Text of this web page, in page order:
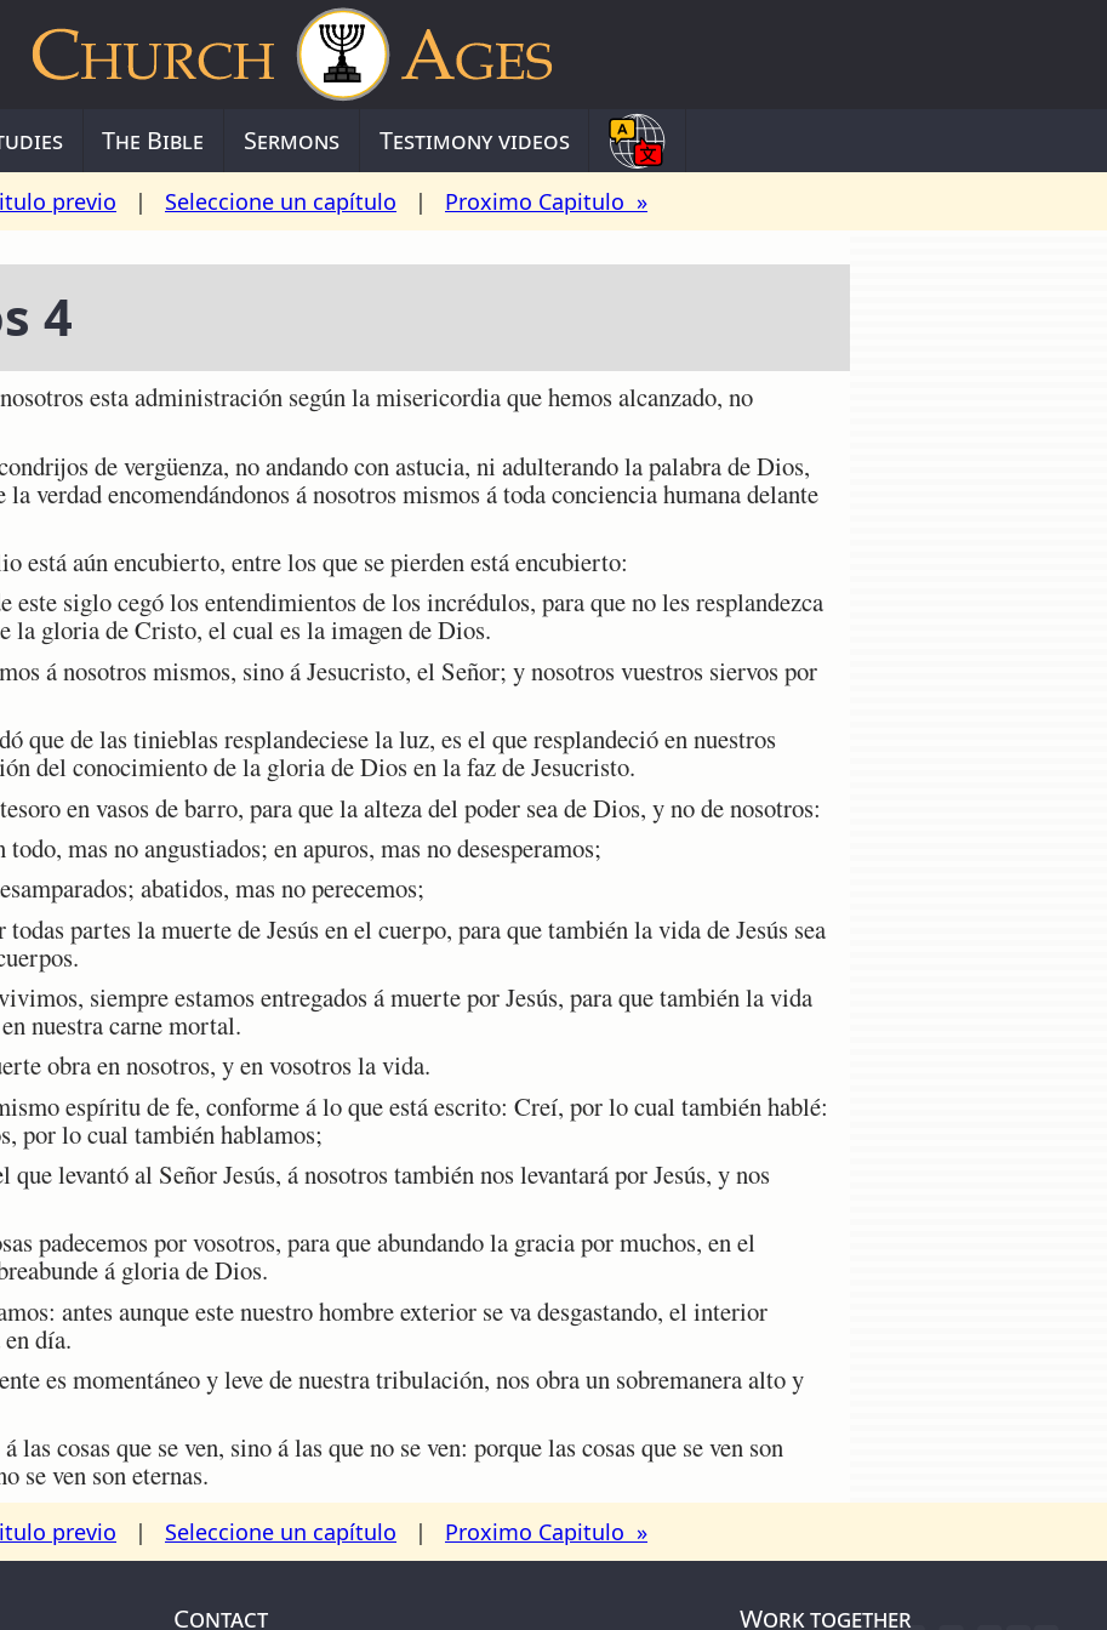
The Bible Sermons Testimony videos
previo | Seleccione un capítulo | Proximo Capitulo »
4
esta administración según la misericordia que hemos alcanzado, no
de vergüenza, no andando con astucia, ni adulterando la palabra de Dios,
verdad encomendándonos á nosotros mismos á toda conciencia humana delante
está aún encubierto, entre los que se pierden está encubierto:
este siglo cegó los entendimientos de los incrédulos, para que no les resplandezca
la gloria de Cristo, el cual es la imagen de Dios.
á nosotros mismos, sino á Jesucristo, el Señor; y nosotros vuestros siervos por
que de las tinieblas resplandeciese la luz, es el que resplandeció en nuestros
del conocimiento de la gloria de Dios en la faz de Jesucristo.
en vasos de barro, para que la alteza del poder sea de Dios, y no de nosotros:
mas no angustiados; en apuros, mas no desesperamos;
abatidos, mas no perecemos;
partes la muerte de Jesús en el cuerpo, para que también la vida de Jesús sea
siempre estamos entregados á muerte por Jesús, para que también la vida
nuestra carne mortal.
obra en nosotros, y en vosotros la vida.
espíritu de fe, conforme á lo que está escrito: Creí, por lo cual también hablé:
por lo cual también hablamos;
que levantó al Señor Jesús, á nosotros también nos levantará por Jesús, y nos
padecemos por vosotros, para que abundando la gracia por muchos, en el
á gloria de Dios.
antes aunque este nuestro hombre exterior se va desgastando, el interior
día.
es momentáneo y leve de nuestra tribulación, nos obra un sobremanera alto y
las cosas que se ven, sino á las que no se ven: porque las cosas que se ven son
se ven son eternas.
previo | Seleccione un capítulo | Proximo Capitulo »
Contact Work together